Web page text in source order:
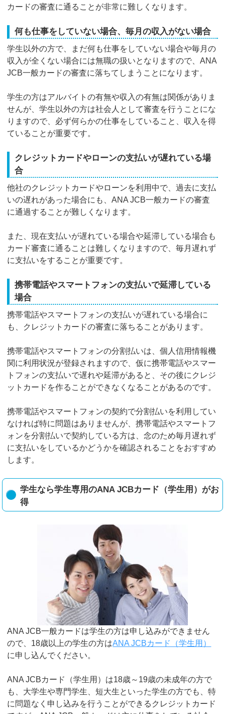
カードの審査に通ることが非常に難しくなります。
何も仕事をしていない場合、毎月の収入がない場合
学生以外の方で、まだ何も仕事をしていない場合や毎月の
収入が全くない場合には無職の扱いとなりますので、ANA
JCB一般カードの審査に落ちてしまうことになります。
学生の方はアルバイトの有無や収入の有無は関係がありま
せんが、学生以外の方は社会人として審査を行うことにな
りますので、必ず何らかの仕事をしていること、収入を得
ていることが重要です。
クレジットカードやローンの支払いが遅れている場
合
他社のクレジットカードやローンを利用中で、過去に支払
いの遅れがあった場合にも、ANA JCB一般カードの審査
に通過することが難しくなります。
また、現在支払いが遅れている場合や延滞している場合も
カード審査に通ることは難しくなりますので、毎月遅れず
に支払いをすることが重要です。
携帯電話やスマートフォンの支払いで延滞している
場合
携帯電話やスマートフォンの支払いが遅れている場合に
も、クレジットカードの審査に落ちることがあります。
携帯電話やスマートフォンの分割払いは、個人信用情報機
関に利用状況が登録されますので、仮に携帯電話やスマー
トフォンの支払いで遅れや延滞があると、その後にクレジ
ットカードを作ることができなくなることがあるのです。
携帯電話やスマートフォンの契約で分割払いを利用してい
なければ特に問題はありませんが、携帯電話やスマートフ
ォンを分割払いで契約している方は、念のため毎月遅れず
に支払いをしているかどうかを確認されることをおすすめ
します。
学生なら学生専用のANA JCBカード（学生用）がお
得
ANA JCB一般カードは学生の方は申し込みができません
ので、18歳以上の学生の方はANA JCBカード（学生用）
に申し込んでください。
ANA JCBカード（学生用）は18歳～19歳の未成年の方で
も、大学生や専門学生、短大生といった学生の方でも、特
に問題なく申し込みを行うことができるクレジットカード